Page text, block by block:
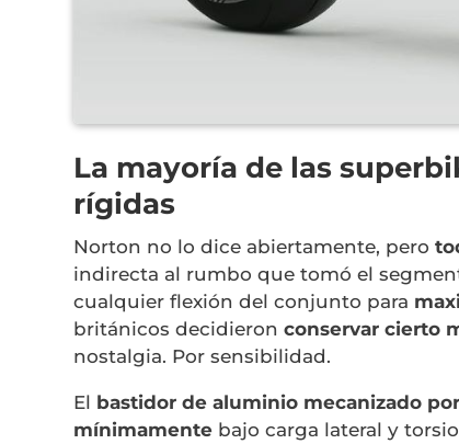
La mayoría de las
rígidas
Norton no lo dice abiertamente, pero
indirecta al rumbo que tomó el
cualquier flexión del conjunto para
británicos decidieronconservar cierto
nostalgia. Por sensibilidad.
El bastidor de aluminio mecanizado por
mínimamente bajo carga lateral y